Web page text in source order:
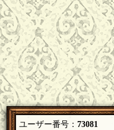
ユーザー番号：73081